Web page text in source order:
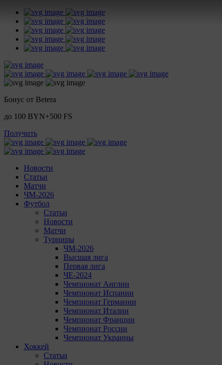
Бонус от Betera
до 100 BYN+500 FS
Получить
Новости
Статьи
Матчи
ЧМ-2026
Футбол
Статьи
Новости
Матчи
Турниры
ЧМ-2026
Высшая лига
Первая лига
ЧЕ-2024
Чемпионат Англии
Чемпионат Испании
Чемпионат Германии
Чемпионат Италии
Чемпионат Франции
Чемпионат России
Чемпионат Украины
Хоккей
Статьи